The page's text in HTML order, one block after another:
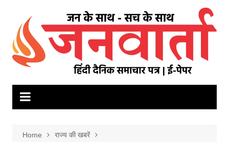
content
Home
राज्य की खबरें